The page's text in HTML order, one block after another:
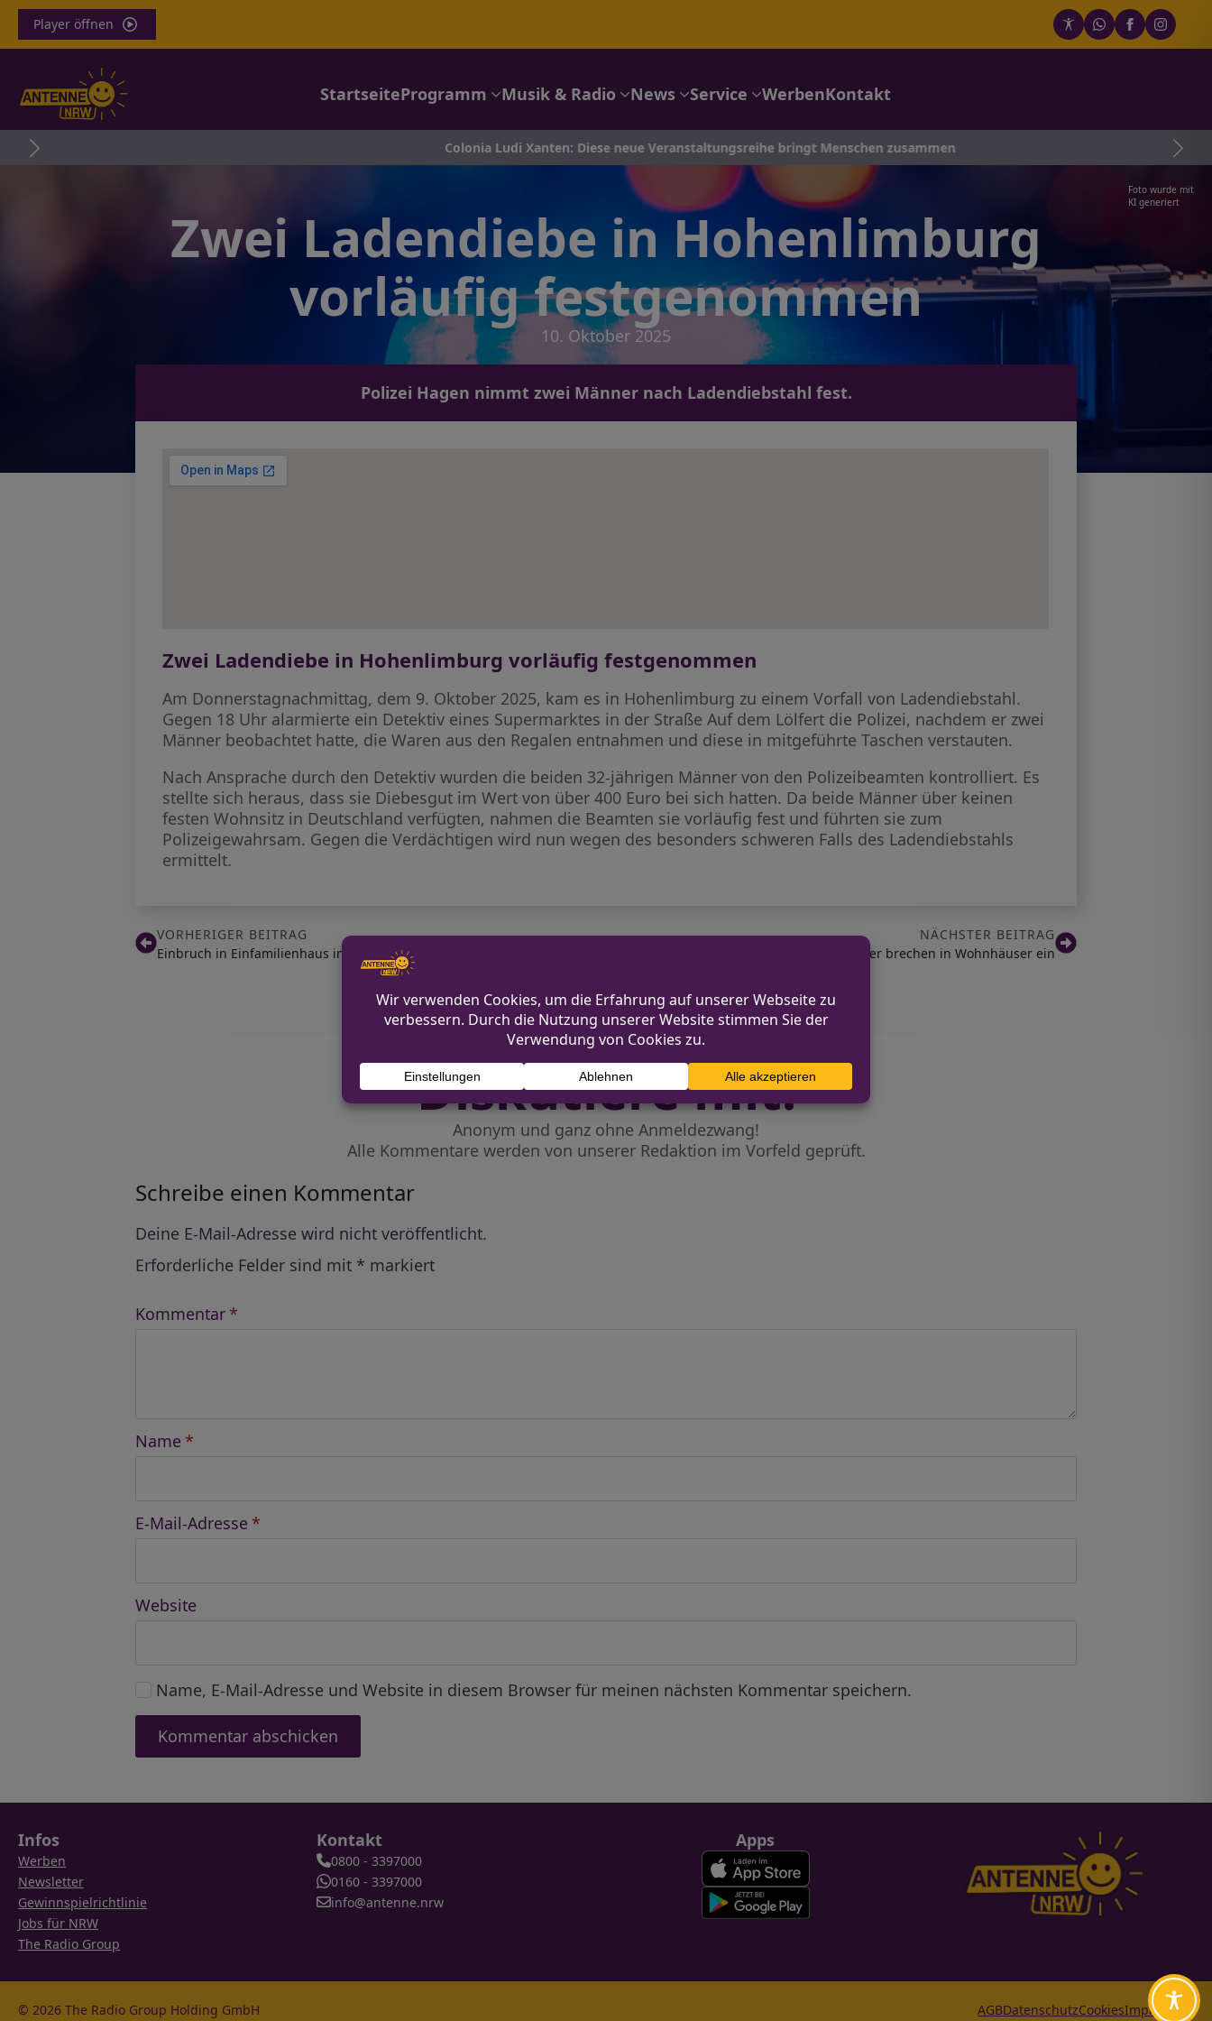
Player öffnen
StartseiteProgramm Musik & Radio News Service WerbenKontakt
Colonia Ludi Xanten: Diese neue Veranstaltungsreihe bringt Menschen zusammen
Foto wurde mit
KI generiert
Zwei Ladendiebe in Hohenlimburg
vorläufig festgenommen
10. Oktober 2025
Polizei Hagen nimmt zwei Männer nach Ladendiebstahl fest.
Zwei Ladendiebe in Hohenlimburg vorläufig festgenommen
Am Donnerstagnachmittag, dem 9. Oktober 2025, kam es in Hohenlimburg zu einem Vorfall von Ladendiebstahl.
Gegen 18 Uhr alarmierte ein Detektiv eines Supermarktes in der Straße Auf dem Lölfert die Polizei, nachdem er zwei
Männer beobachtet hatte, die Waren aus den Regalen entnahmen und diese in mitgeführte Taschen verstauten.
Nach Ansprache durch den Detektiv wurden die beiden 32-jährigen Männer von den Polizeibeamten kontrolliert. Es
stellte sich heraus, dass sie Diebesgut im Wert von über 400 Euro bei sich hatten. Da beide Männer über keinen
festen Wohnsitz in Deutschland verfügten, nahmen die Beamten sie vorläufig fest und führten sie zum
Polizeigewahrsam. Gegen die Verdächtigen wird nun wegen des besonders schweren Falls des Ladendiebstahls
ermittelt.
VORHERIGER BEITRAG
Einbruch in Einfamilienhaus in Warstein
NÄCHSTER BEITRAG
Einbrüche in Dülmen: Täter brechen in Wohnhäuser ein
Diskutiere mit!
Anonym und ganz ohne Anmeldezwang!
Alle Kommentare werden von unserer Redaktion im Vorfeld geprüft.
Schreibe einen Kommentar
Deine E-Mail-Adresse wird nicht veröffentlicht.
Erforderliche Felder sind mit * markiert
Kommentar *
Name *
E-Mail-Adresse *
Website
Name, E-Mail-Adresse und Website in diesem Browser für meinen nächsten Kommentar speichern.
Infos
Werben
Newsletter
Gewinnspielrichtlinie
Jobs für NRW
The Radio Group
Kontakt
0800 - 3397000
0160 - 3397000
info@antenne.nrw
Apps
© 2026 The Radio Group Holding GmbH AGBDatenschutzCookiesImpressum